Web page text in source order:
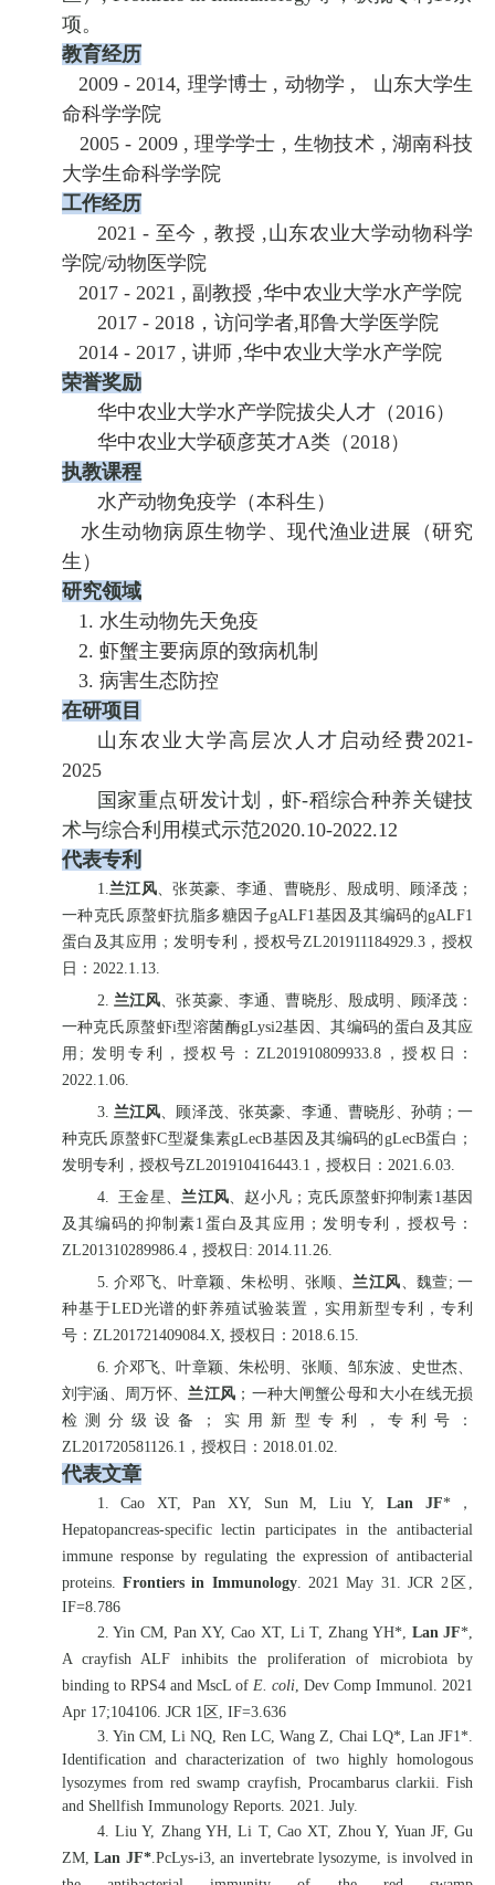
项。
教育经历
2009 - 2014, 理学博士 , 动物学 , 山东大学生
命科学学院
2005 - 2009 ,理学学士 , 生物技术 ,湖南科技
大学生命科学学院
工作经历
2021 - 至今 ,教授 ,山东农业大学动物科学
学院/动物医学院
2017 - 2021 , 副教授 ,华中农业大学水产学院
2017 - 2018，访问学者,耶鲁大学医学院
2014 - 2017 , 讲师 ,华中农业大学水产学院
荣誉奖励
华中农业大学水产学院拔尖人才（2016）
华中农业大学硕彦英才A类（2018）
执教课程
水产动物免疫学（本科生）
水生动物病原生物学、现代渔业进展（研究
生）
研究领域
1. 水生动物先天免疫
2. 虾蟹主要病原的致病机制
3. 病害生态防控
在研项目
山东农业大学高层次人才启动经费2021-
2025
国 家重点研发计划， 虾-稻综合种养关键技
术与综合利用模式示范2020.10-2022.12
代表专利
1.兰江风、张英豪、李通、曹晓彤、殷成明、顾泽茂 ；
一种克氏原螯虾抗脂多糖因子gALF1基因及其编码的gALF1
蛋白及其应用； 发明专利，授权号ZL201911184929.3，授权
日： 2022.1.13.
2. 兰江风、张英豪、李通、曹晓彤、殷成明、顾泽茂：
一种克氏原螯虾i型溶菌酶gLysi2基因、其编码的蛋白及其应
用 ; 发明专利，授权号：ZL201910809933.8 ，授权日：
2022.1.06.
3. 兰江风、顾泽茂、张英豪、李通、曹晓彤、孙萌；一
种克氏原螯虾C型凝集素gLecB基因及其编码的gLecB蛋白；
发明专利，授权号ZL201910416443.1 ，授权日： 2021.6.03.
4.王金星、兰江风、赵小凡；克氏原螯虾抑制素1基因
及其编码的抑制素1 蛋白及其应用；发明专利，授权号：
ZL201310289986.4，授权日 : 2014.11.26.
5. 介邓飞、叶章颖、朱松明、张顺、兰江风、魏萱;一
种基于LED光谱的虾养殖试验装置， 实用新型专利，专利
号： ZL201721409084.X, 授权日： 2018.6.15.
6. 介邓飞、叶章颖、朱松明、张顺、邹东波、史世杰、
刘宇涵、周万怀、兰江风 ；一种大闸蟹公母和大小在线无损
检测分级设备；
实用新型专利，专利号：
ZL201720581126.1 ，授权日： 2018.01.02.
代表文章
1. Cao XT, Pan XY, Sun M, Liu Y,Lan JF*，
Hepatopancreas-specific lectin participates in the antibacterial
immune response by regulating the expression of antibacterial
proteins. Frontiers in Immunology. 2021 May 31. JCR 2区 ,
IF=8.786
2. Yin CM, Pan XY, Cao XT, Li T, Zhang YH*, Lan JF*,
A crayfish ALF inhibits the proliferation of microbiota by
binding to RPS4 and MscL of E. coli, Dev Comp Immunol. 2021
Apr 17;104106. JCR 1 区 , IF=3.636
3. Yin CM, Li NQ, Ren LC, Wang Z, Chai LQ*, Lan JF1*.
Identification and characterization of two highly homologous
lysozymes from red swamp crayfish, Procambarus clarkii. Fish
and Shellfish Immunology Reports. 2021. July.
4. Liu Y, Zhang YH, Li T, Cao XT, Zhou Y, Yuan JF, Gu
ZM,Lan JF*.PcLys-i3, an invertebrate lysozyme, is involved in